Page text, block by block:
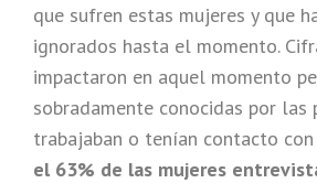
que sufren estas mujeres y que
ignorados hasta el momento.
impactaron en aquel momento
sobradamente conocidas por las
trabajaban o tenían contacto
el 63% de las mujeres